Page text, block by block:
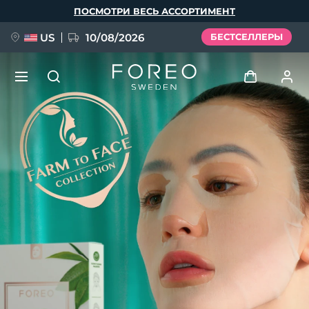
ПОСМОТРИ ВЕСЬ АССОРТИМЕНТ
US 10/08/2026 БЕСТСЕЛЛЕРЫ
Войти
Профиль пользователя
Мои приборы
Мои заказы
Мои подписки
НОВИНКА
FAQ™ Pure Beauty-Tech Elixir
BREAKING NEWS
issa™ Teeth Whitening Set
Язык
English Deutsch
Español
Italiano
Português
Svenska
Русский
Türkçe
简体中文 繁體中文